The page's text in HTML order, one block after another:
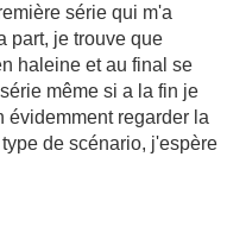
série qui m'a
part, je trouve que
haleine et au final se
même si a la fin je
regarder la
de scénario, j'espère